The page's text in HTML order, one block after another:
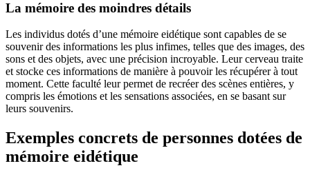
La mémoire des moindres détails
Les individus dotés d’une mémoire eidétique sont capables de se
souvenir des informations les plus infimes, telles que des images, des
sons et des objets, avec une précision incroyable. Leur cerveau traite
et stocke ces informations de manière à pouvoir les récupérer à tout
moment. Cette faculté leur permet de recréer des scènes entières, y
compris les émotions et les sensations associées, en se basant sur
leurs souvenirs.
Exemples concrets de personnes dotées de
mémoire eidétique